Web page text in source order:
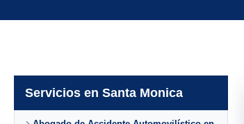
Servicios en Santa Monica